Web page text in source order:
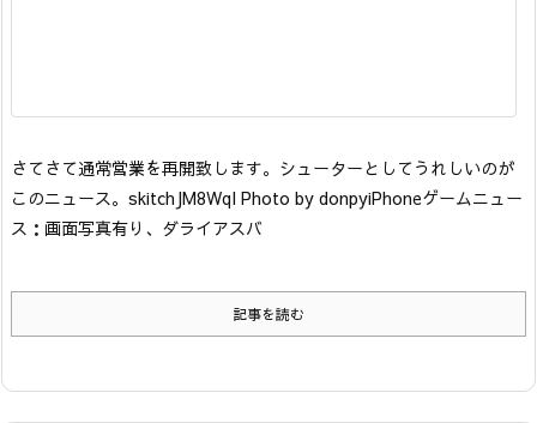
さてさて通常営業を再開致します。 シューターとしてうれしいのが
このニュース。 skitchJM8WqI Photo by donpyiPhoneゲームニュー
ス：画面写真有り、ダライアスバ
記事を読む